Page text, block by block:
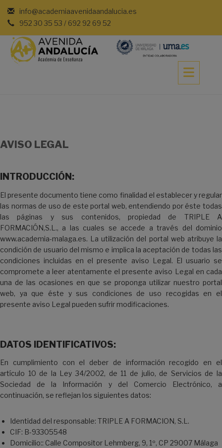
contenido
info@academiaavenidaandalucia.es
952 30 35 53 / 692 92 69 52
AVISO LEGAL
INTRODUCCIÓN:
El presente documento tiene como finalidad el establecer y regular
las normas de uso de este portal web, entendiendo por éste todas
las páginas y sus contenidos, propiedad de TRIPLE A
FORMACIÓN,S.L., a las cuales se accede a través del dominio
www.academia-malaga.es. La utilización del portal web atribuye la
condición de usuario del mismo e implica la aceptación de todas las
condiciones incluidas en el presente aviso Legal. El usuario se
compromete a leer atentamente el presente aviso Legal en cada
una de las ocasiones en que se proponga utilizar nuestro portal
web, ya que éste y sus condiciones de uso recogidas en el
presente aviso Legal pueden sufrir modificaciones.
DATOS IDENTIFICATIVOS:
En cumplimiento con el deber de información recogido en el
artículo 10 de la Ley 34/2002, de 11 de julio, de Servicios de la
Sociedad de la Información y del Comercio Electrónico, a
continuación, se reflejan los siguientes datos:
Identidad del responsable: TRIPLE A FORMACION, S.L.
CIF: B-93305548
Domicilio:: Calle Compositor Lehmberg, 9, 1º, CP 29007 Málaga